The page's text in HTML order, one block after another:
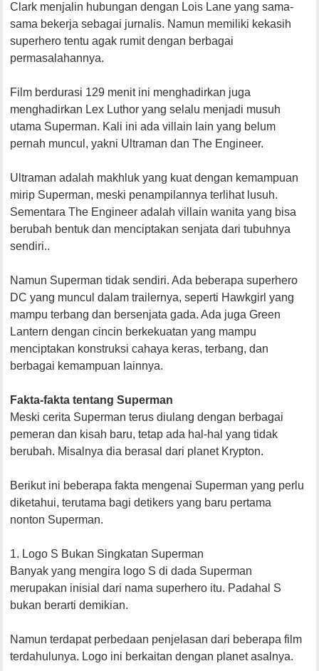
Clark menjalin hubungan dengan Lois Lane yang sama-
sama bekerja sebagai jurnalis. Namun memiliki kekasih
superhero tentu agak rumit dengan berbagai
permasalahannya.
Film berdurasi 129 menit ini menghadirkan juga
menghadirkan Lex Luthor yang selalu menjadi musuh
utama Superman. Kali ini ada villain lain yang belum
pernah muncul, yakni Ultraman dan The Engineer.
Ultraman adalah makhluk yang kuat dengan kemampuan
mirip Superman, meski penampilannya terlihat lusuh.
Sementara The Engineer adalah villain wanita yang bisa
berubah bentuk dan menciptakan senjata dari tubuhnya
sendiri..
Namun Superman tidak sendiri. Ada beberapa superhero
DC yang muncul dalam trailernya, seperti Hawkgirl yang
mampu terbang dan bersenjata gada. Ada juga Green
Lantern dengan cincin berkekuatan yang mampu
menciptakan konstruksi cahaya keras, terbang, dan
berbagai kemampuan lainnya.
Fakta-fakta tentang Superman
Meski cerita Superman terus diulang dengan berbagai
pemeran dan kisah baru, tetap ada hal-hal yang tidak
berubah. Misalnya dia berasal dari planet Krypton.
Berikut ini beberapa fakta mengenai Superman yang perlu
diketahui, terutama bagi detikers yang baru pertama
nonton Superman.
1. Logo S Bukan Singkatan Superman
Banyak yang mengira logo S di dada Superman
merupakan inisial dari nama superhero itu. Padahal S
bukan berarti demikian.
Namun terdapat perbedaan penjelasan dari beberapa film
terdahulunya. Logo ini berkaitan dengan planet asalnya.